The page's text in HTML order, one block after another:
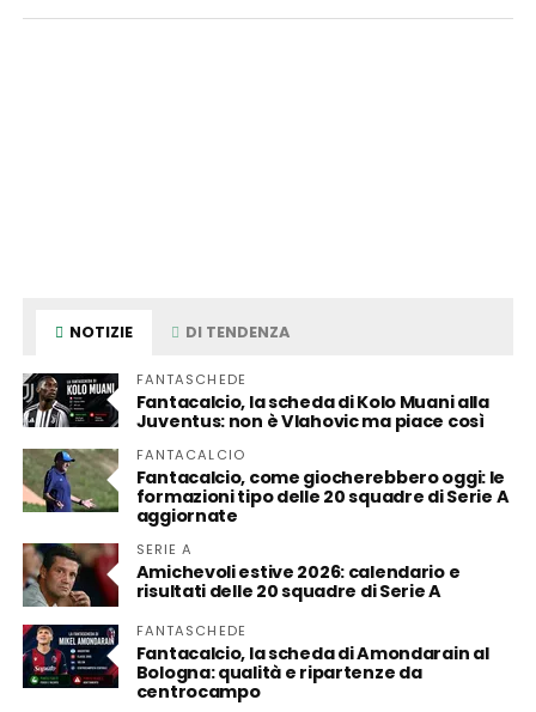
NOTIZIE DI TENDENZA
FANTASCHEDE
Fantacalcio, la scheda di Kolo Muani alla
Juventus: non è Vlahovic ma piace così
FANTACALCIO
Fantacalcio, come giocherebbero oggi: le
formazioni tipo delle 20 squadre di Serie A
aggiornate
SERIE A
Amichevoli estive 2026: calendario e
risultati delle 20 squadre di Serie A
FANTASCHEDE
Fantacalcio, la scheda di Amondarain al
Bologna: qualità e ripartenze da
centrocampo